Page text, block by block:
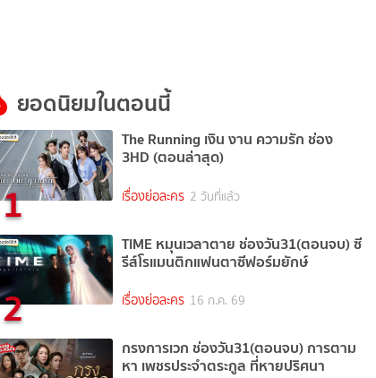
ยอดนิยมในตอนนี้
1
The Running เงิน งาน ความรัก ช่อง
3HD (ตอนล่าสุด)
เรื่องย่อละคร 2 วันที่แล้ว
2
TIME หมุนเวลาตาย ช่องวัน31(ตอนจบ) ซี
รีส์โรแมนติกแฟนตาซีฟอร์มยักษ์
เรื่องย่อละคร 16 ก.ค. 69
กรงการเวก ช่องวัน31(ตอนจบ) การตาม
หา เพชรประจำตระกูล ที่หายปริศนา